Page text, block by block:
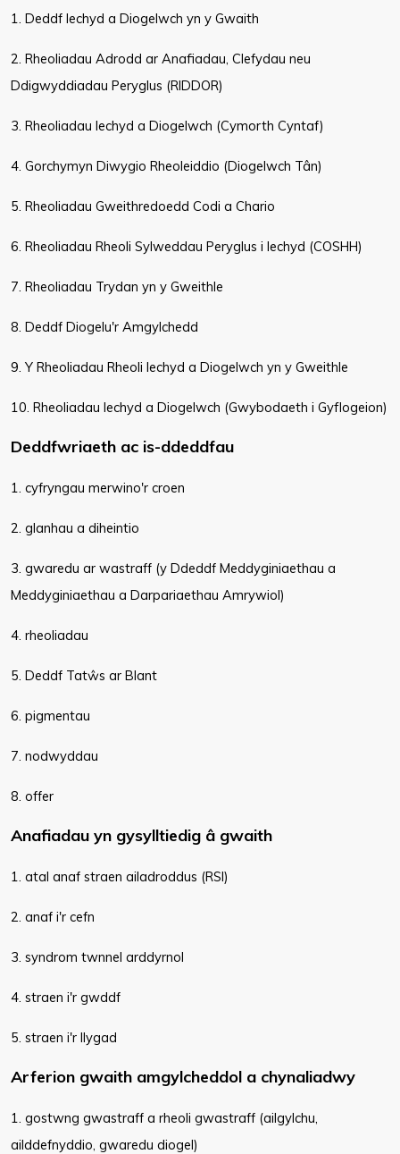
1. Deddf Iechyd a Diogelwch yn y Gwaith
2. Rheoliadau Adrodd ar Anafiadau, Clefydau neu
Ddigwyddiadau Peryglus (RIDDOR)
3. Rheoliadau Iechyd a Diogelwch (Cymorth Cyntaf)
4. Gorchymyn Diwygio Rheoleiddio (Diogelwch Tân)
5. Rheoliadau Gweithredoedd Codi a Chario
6. Rheoliadau Rheoli Sylweddau Peryglus i Iechyd (COSHH)
7. Rheoliadau Trydan yn y Gweithle
8. Deddf Diogelu'r Amgylchedd
9. Y Rheoliadau Rheoli Iechyd a Diogelwch yn y Gweithle
10. Rheoliadau Iechyd a Diogelwch (Gwybodaeth i Gyflogeion)
Deddfwriaeth ac is-ddeddfau
1. cyfryngau merwino'r croen
2. glanhau a diheintio
3. gwaredu ar wastraff (y Ddeddf Meddyginiaethau a
Meddyginiaethau a Darpariaethau Amrywiol)
4. rheoliadau
5. Deddf Tatŵs ar Blant
6. pigmentau
7. nodwyddau
8. offer
Anafiadau yn gysylltiedig â gwaith
1. atal anaf straen ailadroddus (RSI)
2. anaf i'r cefn
3. syndrom twnnel arddyrnol
4. straen i'r gwddf
5. straen i'r llygad
Arferion gwaith amgylcheddol a chynaliadwy
1. gostwng gwastraff a rheoli gwastraff (ailgylchu,
ailddefnyddio, gwaredu diogel)